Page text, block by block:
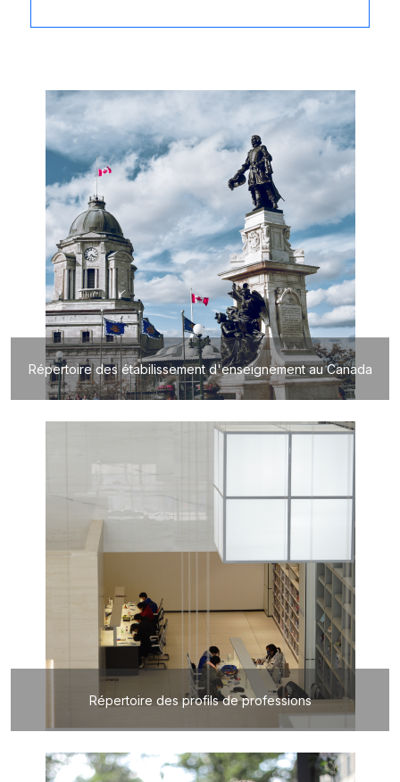
Répertoire des étabilissement d'enseignement au Canada
Répertoire des profils de professions